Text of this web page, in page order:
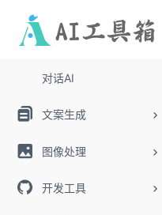
对话AI
文案生成
图像处理
开发工具